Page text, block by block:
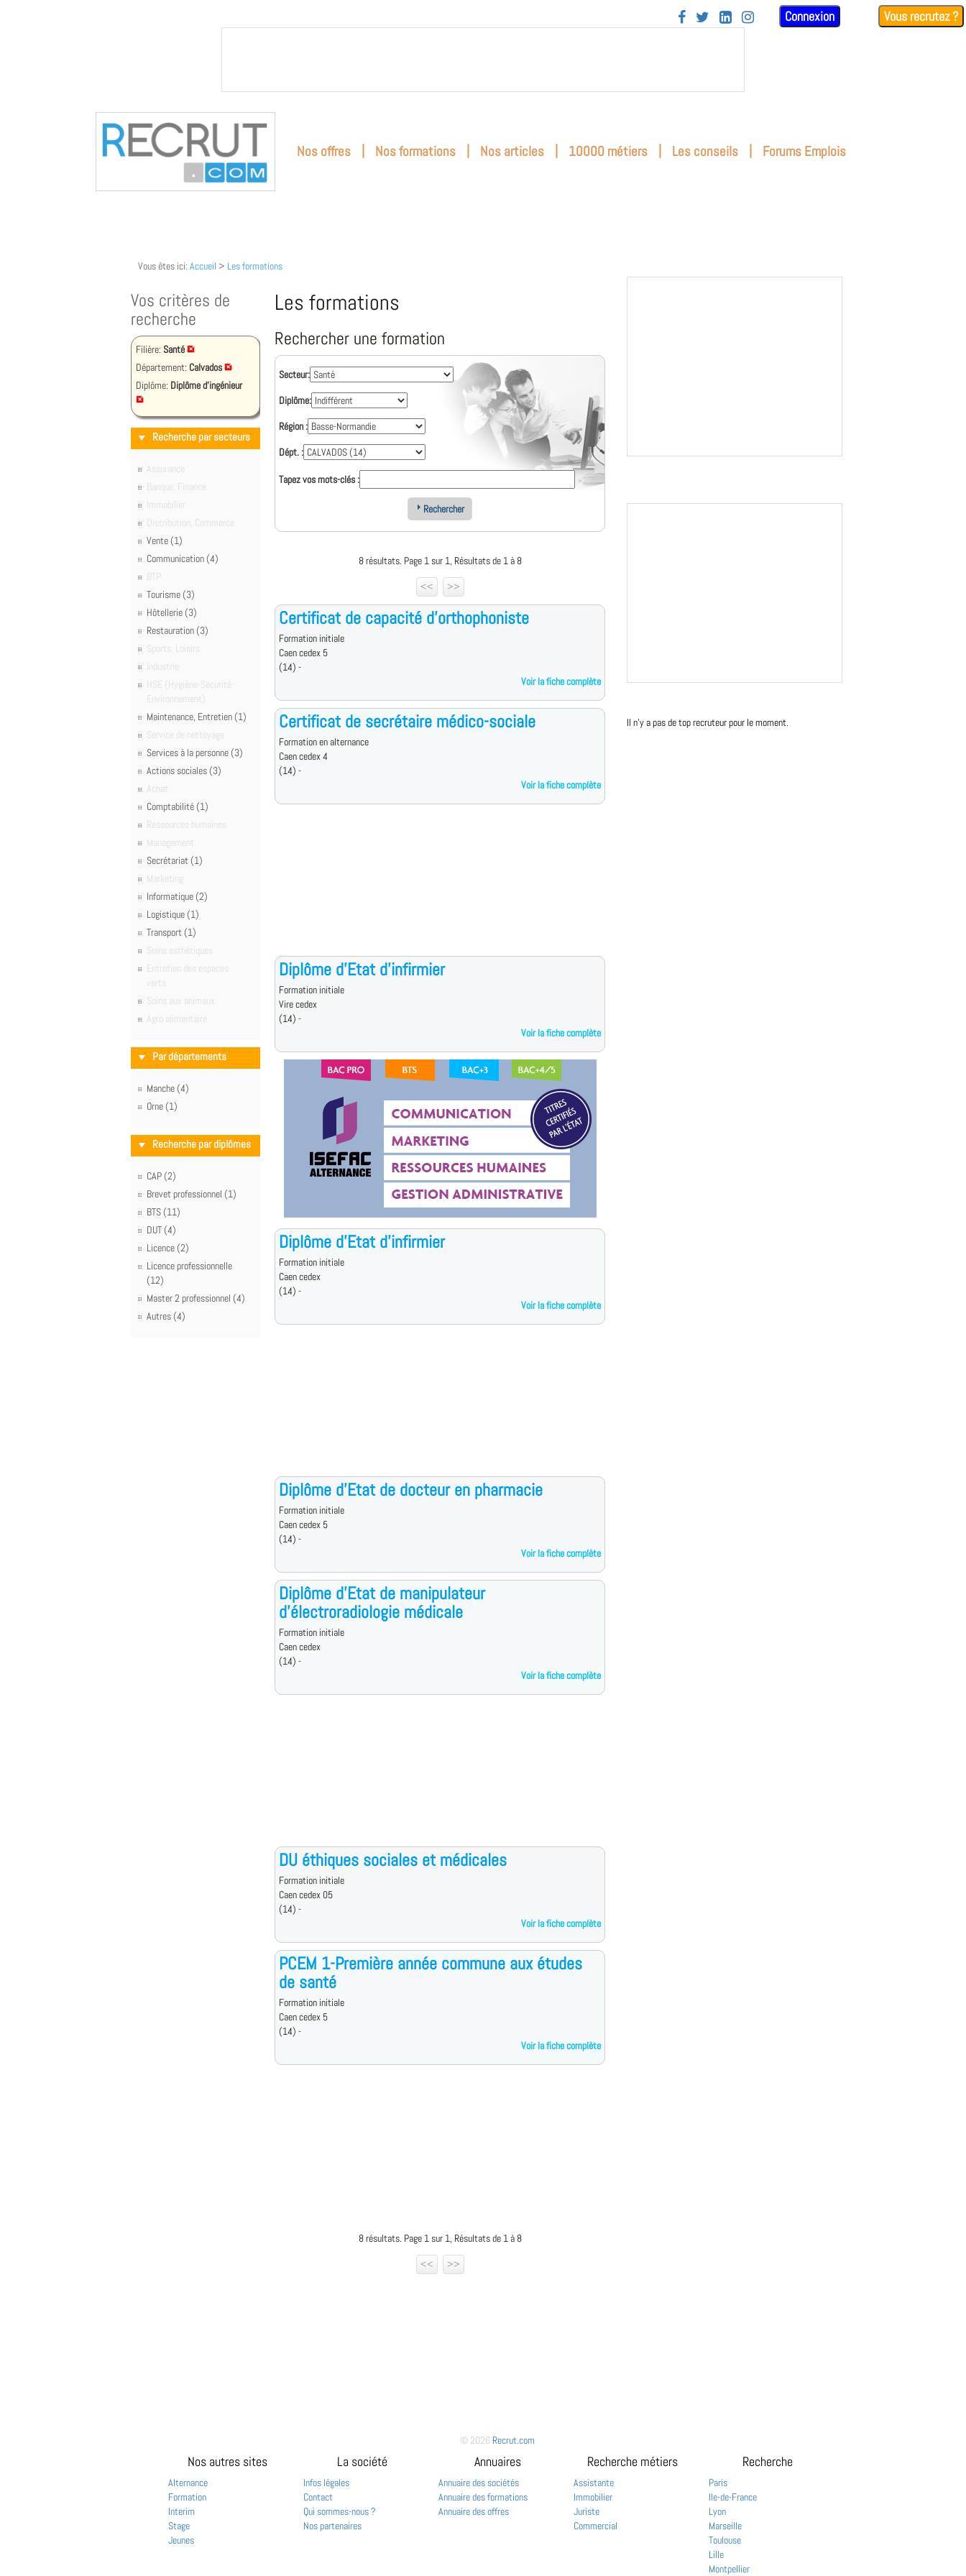
    Connexion Vous recrutez ?
Nos offres | Nos formations | Nos articles | 10000 métiers | Les conseils | Forums Emplois
Vous êtes ici: Accueil > Les formations
Vos critères de
recherche
Filière: Santé
Département: Calvados
Diplôme: Diplôme d'ingénieur
Recherche par secteurs
Assurance
Banque, Finance
Immobilier
Distribution, Commerce
Vente (1)
Communication (4)
BTP
Tourisme (3)
Hôtellerie (3)
Restauration (3)
Sports, Loisirs
Industrie
HSE (Hygiène-Sécurité-
Environnement)
Maintenance, Entretien (1)
Service de nettoyage
Services à la personne (3)
Actions sociales (3)
Achat
Comptabilité (1)
Ressources humaines
Management
Secrétariat (1)
Marketing
Informatique (2)
Logistique (1)
Transport (1)
Soins esthétiques
Entretien des espaces
verts
Soins aux animaux
Agro alimentaire
Par départements
Manche (4)
Orne (1)
Recherche par diplômes
CAP (2)
Brevet professionnel (1)
BTS (11)
DUT (4)
Licence (2)
Licence professionnelle
(12)
Master 2 professionnel (4)
Autres (4)
Les formations
Rechercher une formation
Secteur:
Diplôme:
Région :
Dépt. :
Tapez vos mots-clés :
Rechercher
8 résultats. Page 1 sur 1, Résultats de 1 à 8
<<
>>
Certificat de capacité d'orthophoniste
Formation initiale
Caen cedex 5
(14) -
Voir la fiche complète
Certificat de secrétaire médico-sociale
Formation en alternance
Caen cedex 4
(14) -
Voir la fiche complète
Diplôme d'Etat d'infirmier
Formation initiale
Vire cedex
(14) -
Voir la fiche complète
Diplôme d'Etat d'infirmier
Formation initiale
Caen cedex
(14) -
Voir la fiche complète
Diplôme d'Etat de docteur en pharmacie
Formation initiale
Caen cedex 5
(14) -
Voir la fiche complète
Diplôme d'Etat de manipulateur
d'électroradiologie médicale
Formation initiale
Caen cedex
(14) -
Voir la fiche complète
DU éthiques sociales et médicales
Formation initiale
Caen cedex 05
(14) -
Voir la fiche complète
PCEM 1-Première année commune aux études
de santé
Formation initiale
Caen cedex 5
(14) -
Voir la fiche complète
8 résultats. Page 1 sur 1, Résultats de 1 à 8
<<
>>
Il n'y a pas de top recruteur pour le moment.
© 2026 Recrut.com
Nos autres sites
Alternance
Formation
Interim
Stage
Jeunes
La société
Infos légales
Contact
Qui sommes-nous ?
Nos partenaires
Annuaires
Annuaire des sociétés
Annuaire des formations
Annuaire des offres
Recherche métiers
Assistante
Immobilier
Juriste
Commercial
Recherche
Paris
Ile-de-France
Lyon
Marseille
Toulouse
Lille
Montpellier